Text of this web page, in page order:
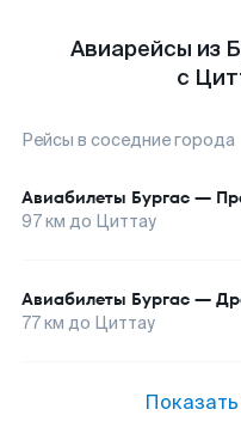
Авиарейсы из
с
Рейсы в соседние города
Авиабилеты Бургас —
97км до Циттау
Авиабилеты Бургас —
77км до Циттау